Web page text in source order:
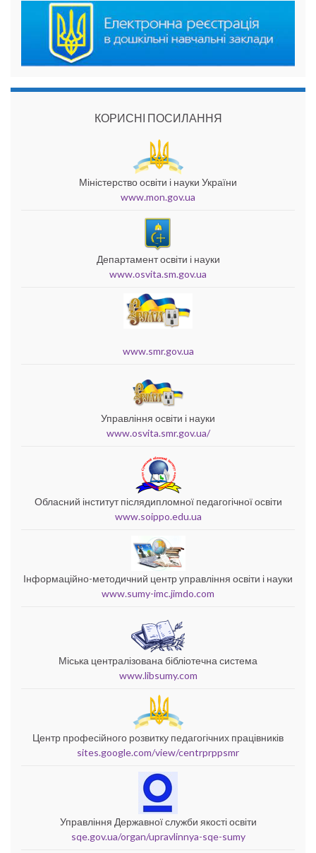
КОРИСНІ ПОСИЛАННЯ
Міністерство освіти і науки України
www.mon.gov.ua
Департамент освіти і науки
www.osvita.sm.gov.ua
www.smr.gov.ua
Управління освіти і науки
www.osvita.smr.gov.ua/
Обласний інститут післядипломної педагогічної освіти
www.soippo.edu.ua
Інформаційно-методичний центр управління освіти і науки
www.sumy-imc.jimdo.com
Міська централізована бібліотечна система
www.libsumy.com
Центр професійного розвитку педагогічних працівників
sites.google.com/view/centrprppsmr
Управління Державної служби якості освіти
sqe.gov.ua/organ/upravlinnya-sqe-sumy